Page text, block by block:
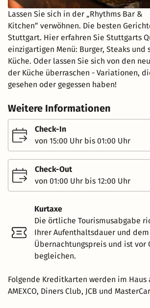
Lassen Sie sich in der „Rhythms Bar &
Kitchen“ verwöhnen. Die besten
Stuttgart. Hier erfahren Sie Stuttgarts
einzigartigen Menü: Burger, Steaks und
Küche. Oder lassen Sie sich von den
der Küche überraschen - Variationen,
gesehen oder gegessen haben!
Weitere Informationen
Check-In
von 15:00 Uhr bis 01:00 Uhr
Check-Out
von 01:00 Uhr bis 12:00 Uhr
Kurtaxe
Die örtliche Tourismusabgabe
Ihrer Aufenthaltsdauer und dem
Übernachtungspreis und ist vor
begleichen.
Folgende Kreditkarten werden im Haus
AMEXCO, Diners Club, JCB und